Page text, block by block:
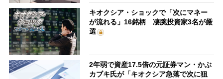
キオクシア・ショックで「次にマネー
が流れる」16銘柄 凄腕投資家3名が厳
選
2年弱で資産17.5倍の元証券マン・かぶ
カブキ氏が「キオクシア急落で次に狙